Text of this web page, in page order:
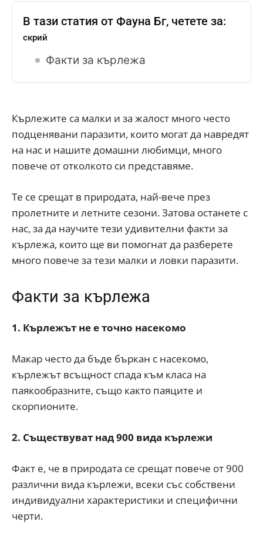
В тази статия от Фауна Бг, четете за:
скрий
Факти за кърлежа
Кърлежите са малки и за жалост много често
подценявани паразити, които могат да навредят
на нас и нашите домашни любимци, много
повече от отколкото си представяме.
Те се срещат в природата, най-вече през
пролетните и летните сезони. Затова останете с
нас, за да научите тези удивителни факти за
кърлежа, които ще ви помогнат да разберете
много повече за тези малки и ловки паразити.
Факти за кърлежа
1. Кърлежът не е точно насекомо
Макар често да бъде бъркан с насекомо,
кърлежът всъщност спада към класа на
паякообразните, също както паяците и
скорпионите.
2. Съществуват над 900 вида кърлежи
Факт е, че в природата се срещат повече от 900
различни вида кърлежи, всеки със собствени
индивидуални характеристики и специфични
черти.